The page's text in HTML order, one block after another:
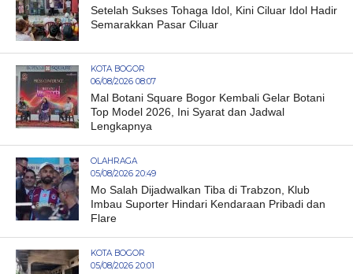
Setelah Sukses Tohaga Idol, Kini Ciluar Idol Hadir
Semarakkan Pasar Ciluar
KOTA BOGOR
06/08/2026 08:07
Mal Botani Square Bogor Kembali Gelar Botani
Top Model 2026, Ini Syarat dan Jadwal
Lengkapnya
OLAHRAGA
05/08/2026 20:49
Mo Salah Dijadwalkan Tiba di Trabzon, Klub
Imbau Suporter Hindari Kendaraan Pribadi dan
Flare
KOTA BOGOR
05/08/2026 20:01